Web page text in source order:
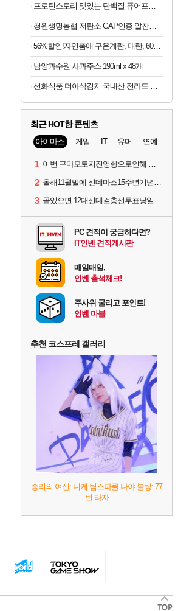
프로틴스토리 맛있는 단백질 퓨어프로틴7 3kg
청원생명농협 저탄소 GAP인증 알찬미 특등급 10kg
56%할인!자연품애 구운계란, 대란, 60구, 1박스
남양과수원 사과주스 190ml x 48개
선화식품 더아삭김치 국내산 전라도 배추 포기김치 10kg
최근 HOT한 콘텐츠
아이마스 게임 IT 유머 연예
1 이번 구마모토지진영향으로인해 아이돌 커뮤니케이션 매일 게시물이 중단된다고하네요ㅠ
2 올해11월말에 신데마스15주년기념 라이브를 하네요
3 곧있으면 12대신데걸총선투표당일이네요.
PC 견적이 궁금하다면?
IT인벤 견적게시판
매일매일,
인벤 출석체크!
주사위 굴리고 포인트!
인벤 마블
추천 코스프레 갤러리
승리의 여신: 니케 팀스파클-나야 블랑: 77
번 타자